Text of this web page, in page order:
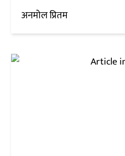
अनमोल प्रितम